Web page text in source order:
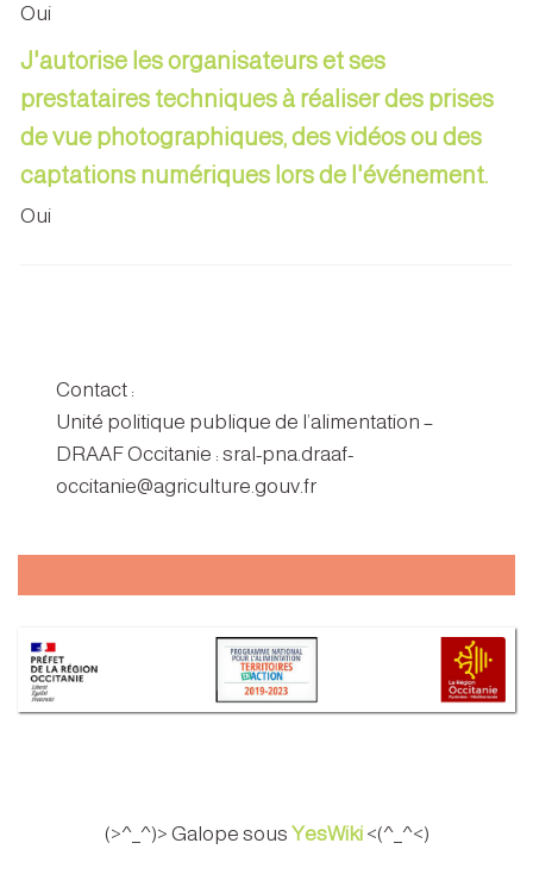
Oui
J'autorise les organisateurs et ses
prestataires techniques à réaliser des prises
de vue photographiques, des vidéos ou des
captations numériques lors de l'événement.
Oui
Contact :
Unité politique publique de l’alimentation –
DRAAF Occitanie : sral-pna.draaf-
occitanie@agriculture.gouv.fr
(>^_^)> Galope sous YesWiki<(^_^<)